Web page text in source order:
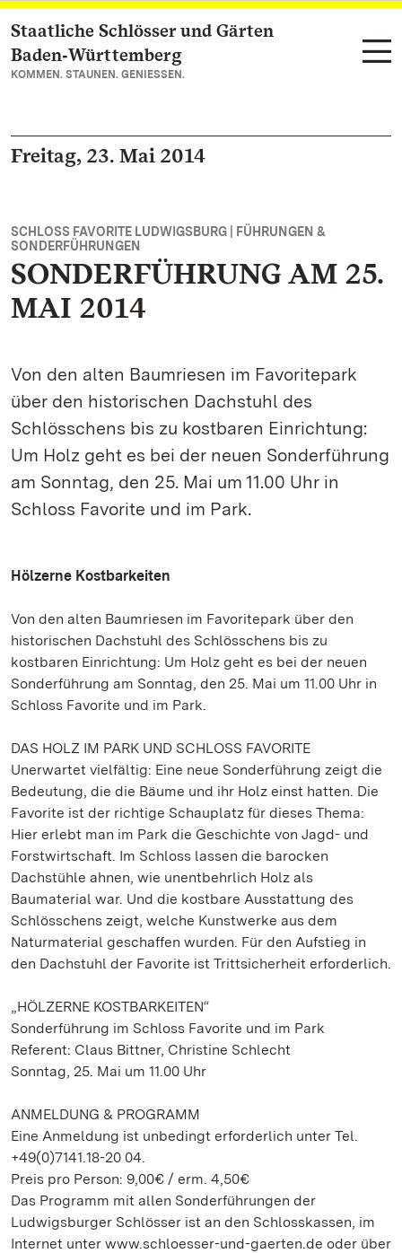
Zum Hauptinhalt springen
Staatliche Schlösser und Gärten
Baden‑Württemberg
KOMMEN. STAUNEN. GENIESSEN.
Freitag, 23. Mai 2014
SCHLOSS FAVORITE LUDWIGSBURG | FÜHRUNGEN &
SONDERFÜHRUNGEN
SONDERFÜHRUNG AM 25.
MAI 2014
Von den alten Baumriesen im Favoritepark
über den historischen Dachstuhl des
Schlösschens bis zu kostbaren Einrichtung:
Um Holz geht es bei der neuen Sonderführung
am Sonntag, den 25. Mai um 11.00 Uhr in
Schloss Favorite und im Park.
Hölzerne Kostbarkeiten
Von den alten Baumriesen im Favoritepark über den
historischen Dachstuhl des Schlösschens bis zu
kostbaren Einrichtung: Um Holz geht es bei der neuen
Sonderführung am Sonntag, den 25. Mai um 11.00 Uhr in
Schloss Favorite und im Park.
DAS HOLZ IM PARK UND SCHLOSS FAVORITE
Unerwartet vielfältig: Eine neue Sonderführung zeigt die
Bedeutung, die die Bäume und ihr Holz einst hatten. Die
Favorite ist der richtige Schauplatz für dieses Thema:
Hier erlebt man im Park die Geschichte von Jagd- und
Forstwirtschaft. Im Schloss lassen die barocken
Dachstühle ahnen, wie unentbehrlich Holz als
Baumaterial war. Und die kostbare Ausstattung des
Schlösschens zeigt, welche Kunstwerke aus dem
Naturmaterial geschaffen wurden. Für den Aufstieg in
den Dachstuhl der Favorite ist Trittsicherheit erforderlich.
„HÖLZERNE KOSTBARKEITEN“
Sonderführung im Schloss Favorite und im Park
Referent: Claus Bittner, Christine Schlecht
Sonntag, 25. Mai um 11.00 Uhr
ANMELDUNG & PROGRAMM
Eine Anmeldung ist unbedingt erforderlich unter Tel.
+49(0)7141.18-20 04.
Preis pro Person: 9,00€ / erm. 4,50€
Das Programm mit allen Sonderführungen der
Ludwigsburger Schlösser ist an den Schlosskassen, im
Internet unter www.schloesser-und-gaerten.de oder über